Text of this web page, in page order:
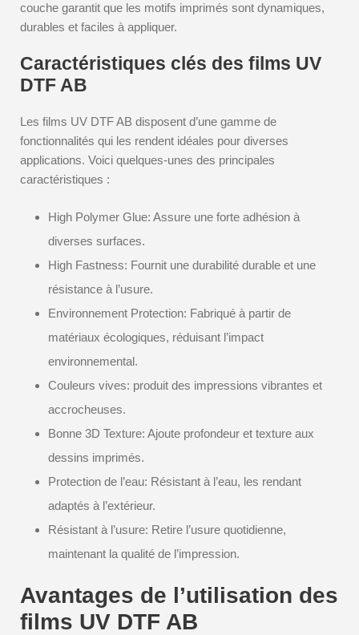
couche garantit que les motifs imprimés sont dynamiques,
durables et faciles à appliquer.
Caractéristiques clés des films UV
DTF AB
Les films UV DTF AB disposent d’une gamme de
fonctionnalités qui les rendent idéales pour diverses
applications. Voici quelques-unes des principales
caractéristiques :
High Polymer Glue: Assure une forte adhésion à
diverses surfaces.
High Fastness: Fournit une durabilité durable et une
résistance à l’usure.
Environnement Protection: Fabriqué à partir de
matériaux écologiques, réduisant l’impact
environnemental.
Couleurs vives: produit des impressions vibrantes et
accrocheuses.
Bonne 3D Texture: Ajoute profondeur et texture aux
dessins imprimés.
Protection de l’eau: Résistant à l’eau, les rendant
adaptés à l’extérieur.
Résistant à l’usure: Retire l’usure quotidienne,
maintenant la qualité de l’impression.
Avantages de l’utilisation des
films UV DTF AB